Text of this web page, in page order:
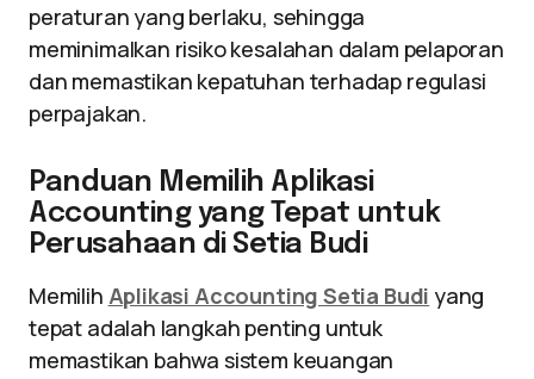
peraturan yang berlaku, sehingga
meminimalkan risiko kesalahan dalam pelaporan
dan memastikan kepatuhan terhadap regulasi
perpajakan.
Panduan Memilih Aplikasi
Accounting yang Tepat untuk
Perusahaan di Setia Budi
Memilih Aplikasi Accounting Setia Budi yang
tepat adalah langkah penting untuk
memastikan bahwa sistem keuangan